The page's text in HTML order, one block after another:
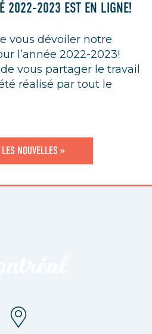
2022-2023 EST EN LIGNE!
vous dévoiler notre
l’année 2022-2023!
vous partager le travail
réalisé par tout le
NOUVELLES »